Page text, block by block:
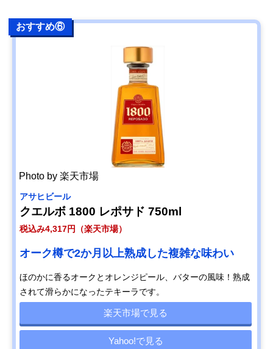
おすすめ⑥
Photo by 楽天市場
アサヒビール
クエルボ 1800 レポサド 750ml
税込み4,317円（楽天市場）
オーク樽で2か月以上熟成した複雑な味わい
ほのかに香るオークとオレンジピール、バターの風味！熟成
されて滑らかになったテキーラです。
楽天市場で見る
Yahoo!で見る